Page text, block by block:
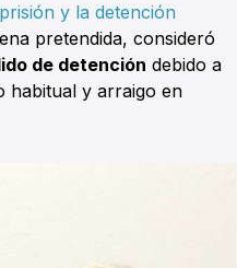
y la detención
pretendida, consideró
de detención debido a
habitual y arraigo en